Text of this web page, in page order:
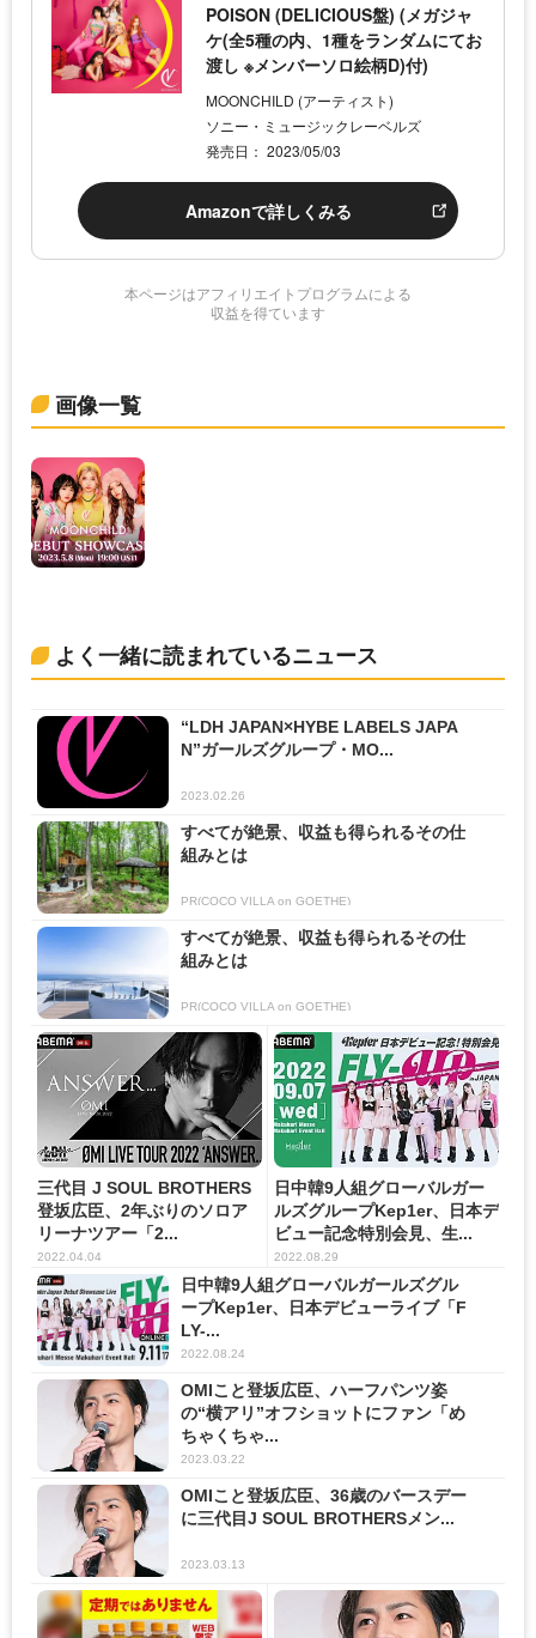
POISON (DELICIOUS盤) (メガジャ
ケ(全5種の内、1種をランダムにてお
渡し ※メンバーソロ絵柄D)付)
MOONCHILD (アーティスト)
ソニー・ミュージックレーベルズ
発売日： 2023/05/03
Amazonで詳しくみる
本ページはアフィリエイトプログラムによる
収益を得ています
画像一覧
よく一緒に読まれているニュース
“LDH JAPAN×HYBE LABELS JAPA
N”ガールズグループ・MO...
2023.02.26
すべてが絶景、収益も得られるその仕
組みとは
PR(COCO VILLA on GOETHE)
すべてが絶景、収益も得られるその仕
組みとは
PR(COCO VILLA on GOETHE)
三代目 J SOUL BROTHERS
登坂広臣、2年ぶりのソロア
リーナツアー「2...
2022.04.04
日中韓9人組グローバルガー
ルズグループKep1er、日本デ
ビュー記念特別会見、生...
2022.08.29
日中韓9人組グローバルガールズグル
ープKep1er、日本デビューライブ「F
LY-...
2022.08.24
OMIこと登坂広臣、ハーフパンツ姿
の“横アリ”オフショットにファン「め
ちゃくちゃ...
2023.03.22
OMIこと登坂広臣、36歳のバースデー
に三代目J SOUL BROTHERSメン...
2023.03.13